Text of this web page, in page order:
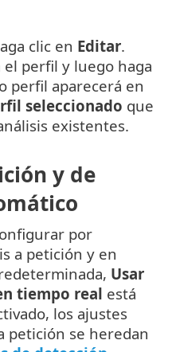
clic en Editar.
perfil y luego haga
perfil aparecerá en
seleccionado que
existentes.
y de
por
a petición y en
Usar
tiempo real está
los ajustes
petición se heredan